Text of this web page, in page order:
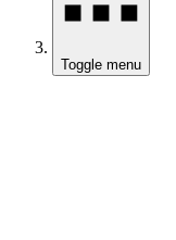
Toggle menu